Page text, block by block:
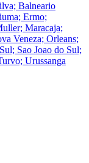
Balneario
Ermo;
Maracaja;
Veneza; Orleans;
Sao Joao do Sul;
Urussanga